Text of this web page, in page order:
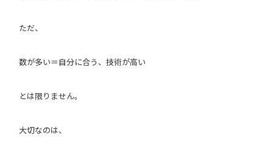
ただ、
数が多い＝自分に合う、技術が高い
とは限りません。
大切なのは、